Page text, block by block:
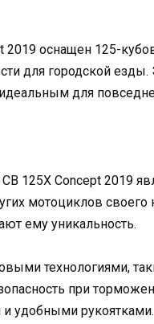
2019 оснащен 125-
для городской
для
125X Concept 2019
мотоциклов своего
ему уникальность.
технологиями,
при
удобными рукоятками.